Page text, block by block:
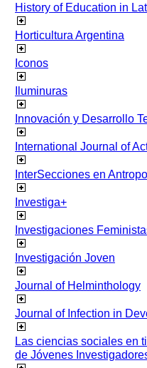
History of Education in
Horticultura Argentina
Iconos
Iluminuras
Innovación y Desarrollo
International Journal of
InterSecciones en
Investiga+
Investigaciones
Investigación Joven
Journal of Helminthology
Journal of Infection in
Las ciencias sociales en
de Jóvenes